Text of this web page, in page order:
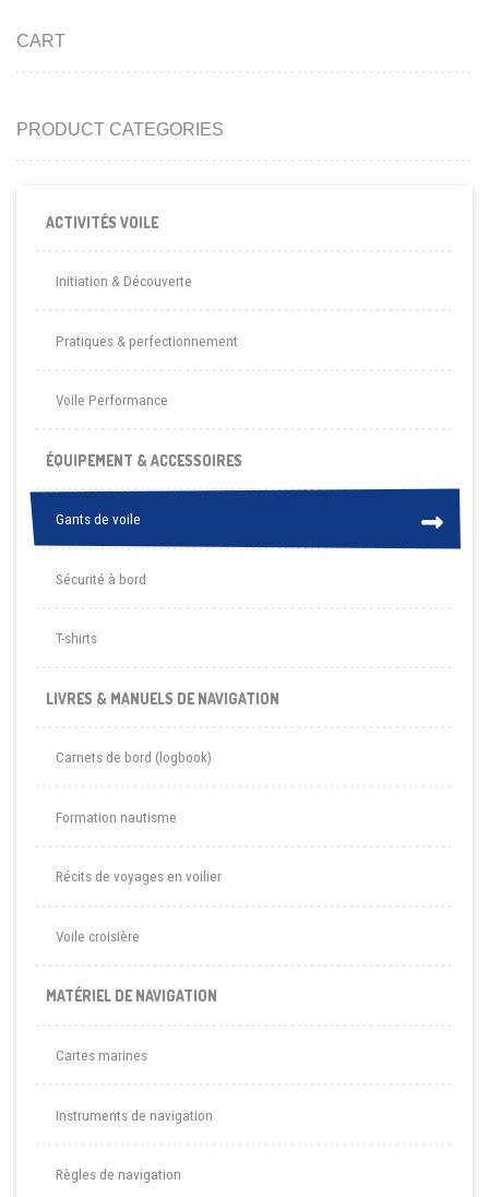
CART
PRODUCT CATEGORIES
ACTIVITÉS VOILE
Initiation & Découverte
Pratiques & perfectionnement
Voile Performance
ÉQUIPEMENT & ACCESSOIRES
Gants de voile
Gants de voile
Sécurité à bord
T-shirts
LIVRES & MANUELS DE NAVIGATION
Carnets de bord (logbook)
Formation nautisme
Récits de voyages en voilier
Voile croisière
MATÉRIEL DE NAVIGATION
Cartes marines
Instruments de navigation
Règles de navigation